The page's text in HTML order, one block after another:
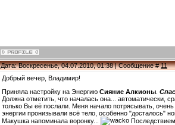
Дата: Воскресенье, 04.07.2010, 01:38 | Сообщение #11
Добрый вечер, Владимир!
Приняла настройку на Энергию Сияние Алкионы
Должна отметить, что началась она... автоматически,
только Вы её послали. Меня начало потрясывать,
энергии пронизывали всё тело, особенно "досталось"
Макушка напоминала воронку...
Последствием